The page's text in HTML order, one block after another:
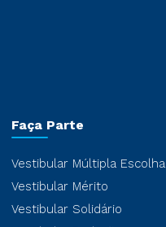
Faça Parte
Vestibular Múltipla Escolha
Vestibular Mérito
Vestibular Solidário